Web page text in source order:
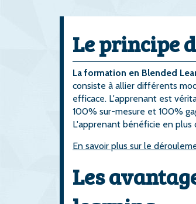
Le principe
La formation en Blended
consiste à allier différents
efficace. L'apprenant est
100% sur-mesure et 100%
L'apprenant bénéficie en plus
En savoir plus sur le
Les